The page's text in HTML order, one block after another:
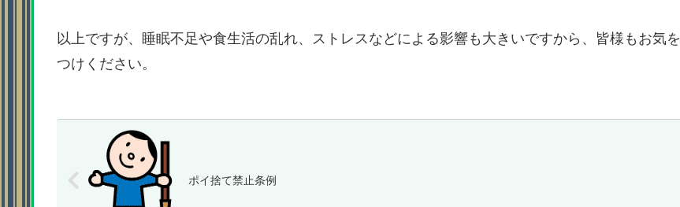
以上ですが、睡眠不足や食生活の乱れ、ストレスなどによる影響も大きいですから、皆様もお気を
つけください。
ポイ捨て禁止条例